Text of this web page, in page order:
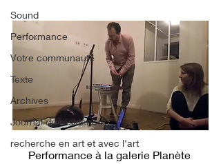
Sound
Performance
Votre communauté
Texte
Archives
Journal de résidence
recherche en art et avec l'art
Performance à la galerie Planète